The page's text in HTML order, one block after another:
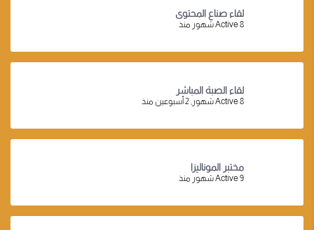
لقاء صناع المحتوى
Active 8 شهور منذ
لقاء الصبة المباشر
Active 8 شهور, 2 أسبوعين منذ
مختبر الموناليزا
Active 9 شهور منذ